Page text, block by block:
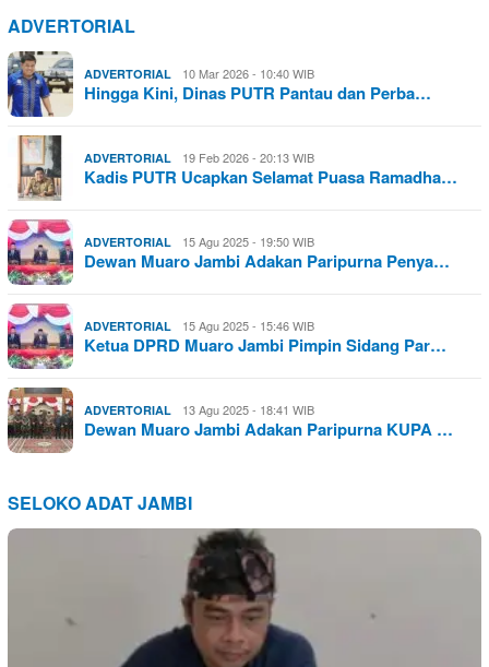
ADVERTORIAL
ADVERTORIAL 10 Mar 2026 - 10:40 WIB
Hingga Kini, Dinas PUTR Pantau dan Perba…
ADVERTORIAL 19 Feb 2026 - 20:13 WIB
Kadis PUTR Ucapkan Selamat Puasa Ramadha…
ADVERTORIAL 15 Agu 2025 - 19:50 WIB
Dewan Muaro Jambi Adakan Paripurna Penya…
ADVERTORIAL 15 Agu 2025 - 15:46 WIB
Ketua DPRD Muaro Jambi Pimpin Sidang Par…
ADVERTORIAL 13 Agu 2025 - 18:41 WIB
Dewan Muaro Jambi Adakan Paripurna KUPA …
SELOKO ADAT JAMBI